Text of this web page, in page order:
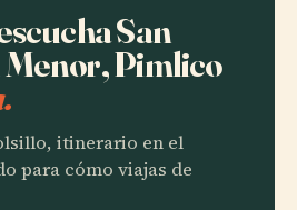
San
Menor, Pimlico
itinerario en el
para cómo viajas de